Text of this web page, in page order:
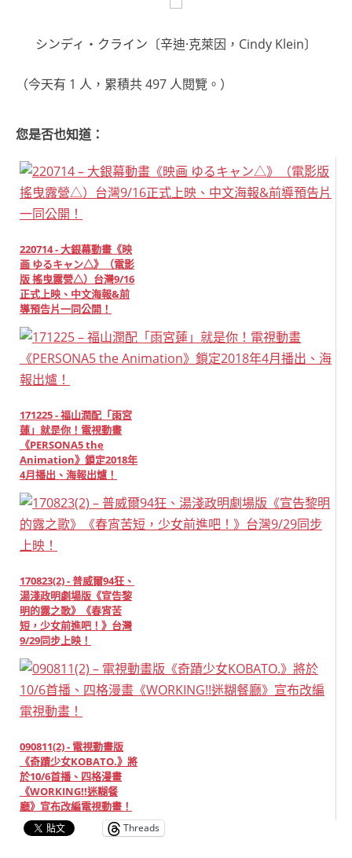
シンディ・クライン〔辛迪·克萊因，Cindy Klein〕
（今天有 1 人，累積共 497 人閱覽。）
您是否也知道：
220714 - 大銀幕動畫《映
画 ゆるキャン△》（電影
版 搖曳露營△）台灣9/16
正式上映、中文海報&前
導預告片一同公開！
171225 - 福山潤配「雨宮
蓮」就是你！電視動畫
《PERSONA5 the
Animation》鎖定2018年
4月播出、海報出爐！
170823(2) - 普威爾94狂、
湯淺政明劇場版《宣告黎
明的露之歌》《春宵苦
短，少女前進吧！》台灣
9/29同步上映！
090811(2) - 電視動畫版
《奇蹟少女KOBATO.》將
於10/6首播、四格漫畫
《WORKING!!迷糊餐
廳》宣布改編電視動畫！
Threads